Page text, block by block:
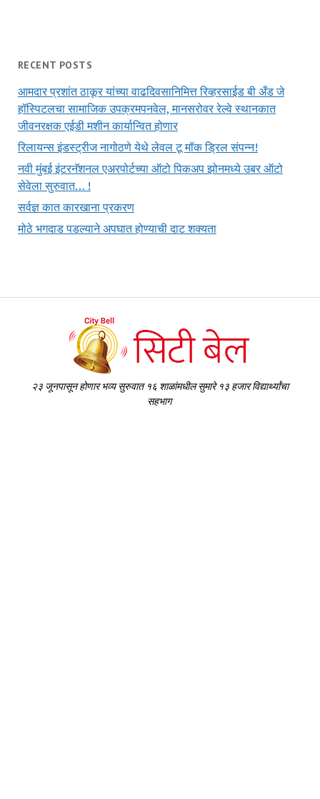
RECENT POSTS
आमदार प्रशांत ठाकूर यांच्या वाढदिवसानिमित्त रिव्हरसाईड बी अँड जे
हॉस्पिटलचा सामाजिक उपक्रमपनवेल, मानसरोवर रेल्वे स्थानकात
जीवनरक्षक एईडी मशीन कार्यान्वित होणार
रिलायन्स इंडस्ट्रीज नागोठणे येथे लेवल टू मॉक ड्रिल संपन्न!
नवी मुंबई इंटरनॅशनल एअरपोर्टच्या ऑटो पिकअप झोनमध्ये उबर ऑटो
सेवेला सुरुवात… !
सर्वज्ञ कात कारखाना प्रकरण
मोठे भगदाड पडल्याने अपघात होण्याची दाट शक्यता
२३ जूनपासून होणार भव्य सुरुवात १६ शाळांमधील सुमारे १३ हजार विद्यार्थ्यांचा
सहभाग